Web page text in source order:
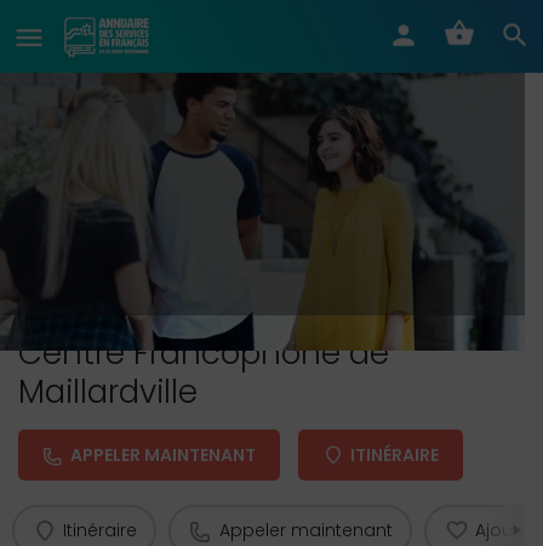
Centre Francophone de
Maillardville
APPELER MAINTENANT ITINÉRAIRE
Itinéraire Appeler maintenant Ajouter